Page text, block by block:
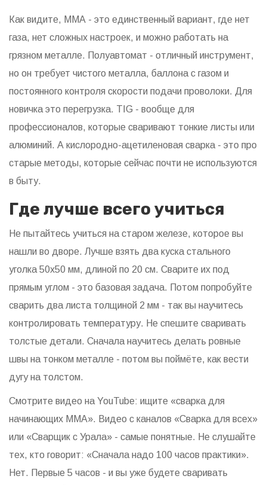
Как видите, ММА - это единственный вариант, где нет
газа, нет сложных настроек, и можно работать на
грязном металле. Полуавтомат - отличный инструмент,
но он требует чистого металла, баллона с газом и
постоянного контроля скорости подачи проволоки. Для
новичка это перегрузка. TIG - вообще для
профессионалов, которые сваривают тонкие листы или
алюминий. А кислородно-ацетиленовая сварка - это про
старые методы, которые сейчас почти не используются
в быту.
Где лучше всего учиться
Не пытайтесь учиться на старом железе, которое вы
нашли во дворе. Лучше взять два куска стального
уголка 50х50 мм, длиной по 20 см. Сварите их под
прямым углом - это базовая задача. Потом попробуйте
сварить два листа толщиной 2 мм - так вы научитесь
контролировать температуру. Не спешите сваривать
толстые детали. Сначала научитесь делать ровные
швы на тонком металле - потом вы поймёте, как вести
дугу на толстом.
Смотрите видео на YouTube: ищите «сварка для
начинающих ММА». Видео с каналов «Сварка для всех»
или «Сварщик с Урала» - самые понятные. Не слушайте
тех, кто говорит: «Сначала надо 100 часов практики».
Нет. Первые 5 часов - и вы уже будете сваривать